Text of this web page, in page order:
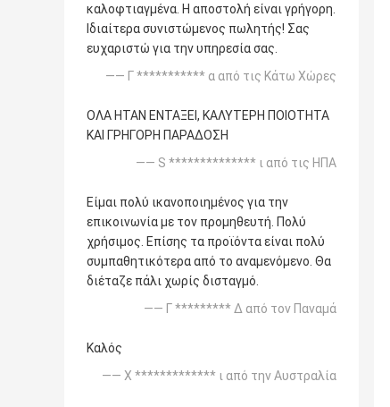
καλοφτιαγμένα. Η αποστολή είναι γρήγορη.
Ιδιαίτερα συνιστώμενος πωλητής! Σας
ευχαριστώ για την υπηρεσία σας.
—— Γ *********** α από τις Κάτω Χώρες
ΟΛΑ ΗΤΑΝ ΕΝΤΑΞΕΙ, ΚΑΛΥΤΕΡΗ ΠΟΙΟΤΗΤΑ
ΚΑΙ ΓΡΗΓΟΡΗ ΠΑΡΑΔΟΣΗ
—— S ************** ι από τις ΗΠΑ
Είμαι πολύ ικανοποιημένος για την
επικοινωνία με τον προμηθευτή. Πολύ
χρήσιμος. Επίσης τα προϊόντα είναι πολύ
συμπαθητικότερα από το αναμενόμενο. Θα
διέταζε πάλι χωρίς δισταγμό.
—— Γ ********* Δ από τον Παναμά
Καλός
—— Χ ************* ι από την Αυστραλία